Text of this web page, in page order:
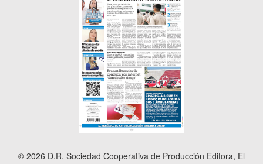
© 2026 D.R. Sociedad Cooperativa de Producción Editora, El